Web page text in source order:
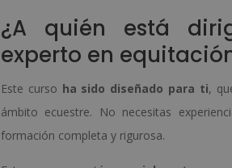
¿A quién está
experto en
Este curso ha sido diseñado para ti,
ámbito ecuestre. No necesitas
formación completa y rigurosa.